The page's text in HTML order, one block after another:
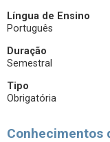
Língua de Ensino
Português
Duração
Semestral
Tipo
Obrigatória
Conhecimentos